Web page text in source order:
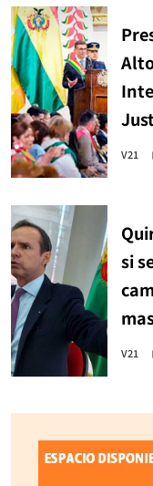
V21
si
V21